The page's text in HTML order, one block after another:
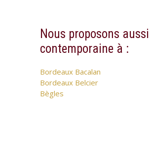
Nous proposons
contemporaine à :
Bordeaux Bacalan
Bordeaux Belcier
Bègles